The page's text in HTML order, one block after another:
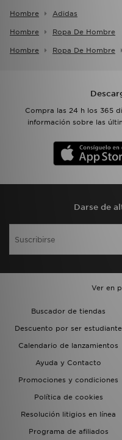
Hombre Adidas
Hombre Ropa De Hombre
Hombre Ropa De Hombre
Compra las 24 h los 365
información sobre las
Darse de
Ver en
Buscador de tiendas
Descuento por ser estudiante
Calendario de lanzamientos
Ayuda y Contacto
Promociones y condiciones
Política de cookies
Resolución litigios en línea
Programa de afiliados